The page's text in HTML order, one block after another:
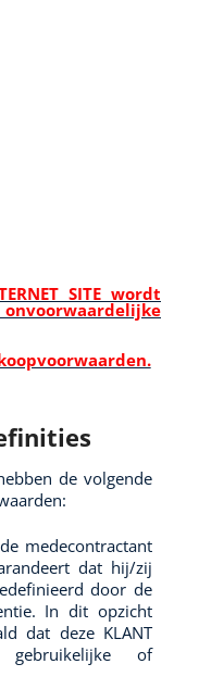
SITE wordt
de volgende
medecontractant
dat hij/zij
door de
In dit opzicht
dat deze KLANT
of